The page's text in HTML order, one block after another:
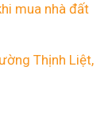
mua nhà đất
Thịnh Liệt,